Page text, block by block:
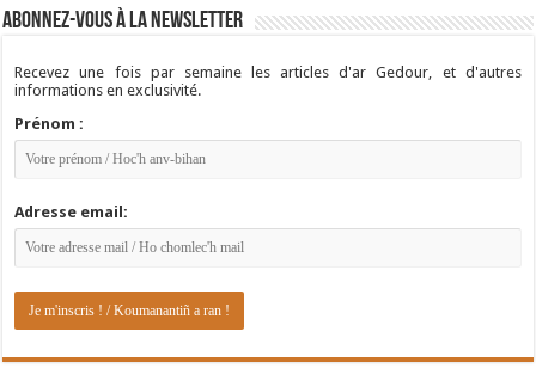
Abonnez-vous à la newsletter
Recevez une fois par semaine les articles d'ar Gedour, et d'autres
informations en exclusivité.
Prénom :
Adresse email: